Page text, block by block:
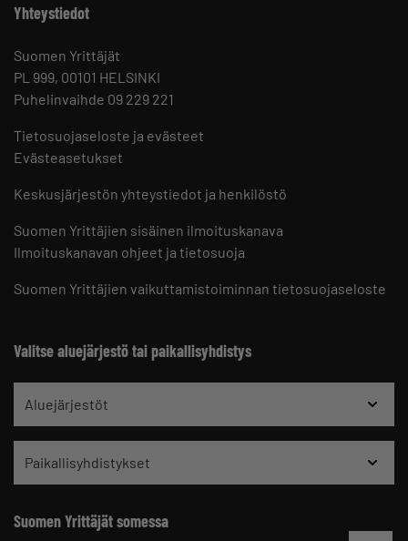
Yhteystiedot
Suomen Yrittäjät
PL 999, 00101 HELSINKI
Puhelinvaihde 09 229 221
Tietosuojaseloste ja evästeet
Evästeasetukset
Keskusjärjestön yhteystiedot ja henkilöstö
Suomen Yrittäjien sisäinen ilmoituskanava
Ilmoituskanavan ohjeet ja tietosuoja
Suomen Yrittäjien vaikuttamistoiminnan tietosuojaseloste
Valitse aluejärjestö tai paikallisyhdistys
Aluejärjestöt
Paikallisyhdistykset
Suomen Yrittäjät somessa